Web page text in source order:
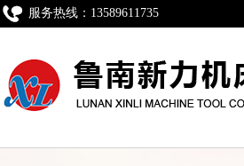
服务热线：13589611735